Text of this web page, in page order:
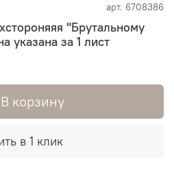
арт. 6708386
"Брутальному
указана за 1 лист
В корзину
в 1 клик